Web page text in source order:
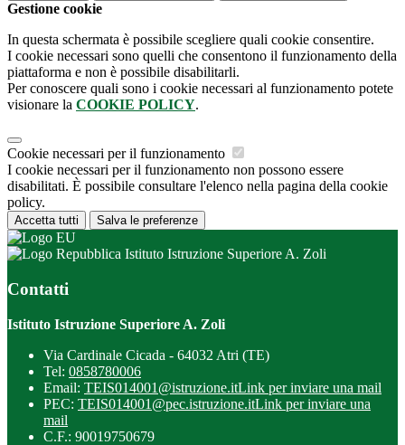
Gestione cookie
In questa schermata è possibile scegliere quali cookie consentire.
I cookie necessari sono quelli che consentono il funzionamento della
piattaforma e non è possibile disabilitarli.
Per conoscere quali sono i cookie necessari al funzionamento potete
visionare la COOKIE POLICY.
Cookie necessari per il funzionamento
I cookie necessari per il funzionamento non possono essere
disabilitati. È possibile consultare l'elenco nella pagina della cookie
policy.
Accetta tutti Salva le preferenze
Istituto Istruzione Superiore A. Zoli
Contatti
Istituto Istruzione Superiore A. Zoli
Via Cardinale Cicada - 64032 Atri (TE)
Tel: 0858780006
Email: TEIS014001@istruzione.itLink per inviare una mail
PEC: TEIS014001@pec.istruzione.itLink per inviare una
mail
C.F.: 90019750679